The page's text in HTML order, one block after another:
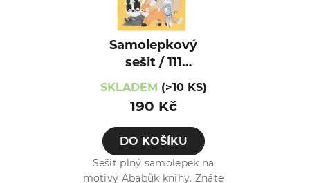
Samolepkový
sešit / 111
samolepek
SKLADEM (>10 KS)
190 Kč
DO KOŠÍKU
Sešit plný samolepek na
motivy Ababůk knihy. Znáte